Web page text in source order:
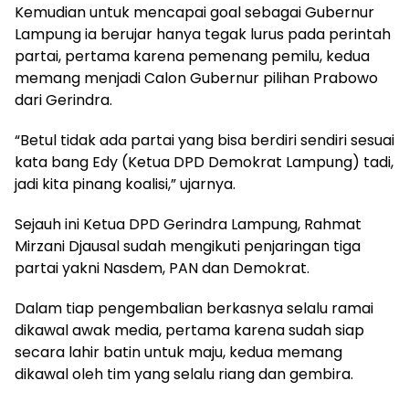
Kemudian untuk mencapai goal sebagai Gubernur
Lampung ia berujar hanya tegak lurus pada perintah
partai, pertama karena pemenang pemilu, kedua
memang menjadi Calon Gubernur pilihan Prabowo
dari Gerindra.
“Betul tidak ada partai yang bisa berdiri sendiri sesuai
kata bang Edy (Ketua DPD Demokrat Lampung) tadi,
jadi kita pinang koalisi,” ujarnya.
Sejauh ini Ketua DPD Gerindra Lampung, Rahmat
Mirzani Djausal sudah mengikuti penjaringan tiga
partai yakni Nasdem, PAN dan Demokrat.
Dalam tiap pengembalian berkasnya selalu ramai
dikawal awak media, pertama karena sudah siap
secara lahir batin untuk maju, kedua memang
dikawal oleh tim yang selalu riang dan gembira.